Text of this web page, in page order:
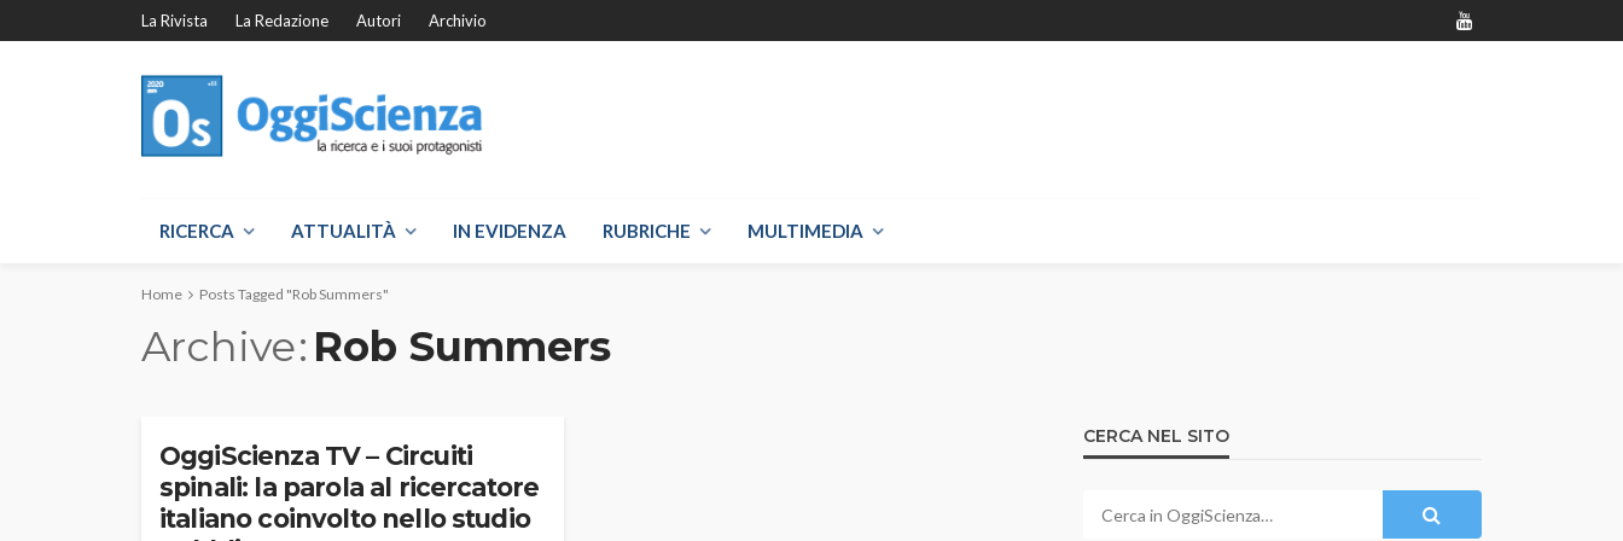
La Rivista La Redazione Autori Archivio
RICERCA ATTUALITÀ IN EVIDENZA RUBRICHE MULTIMEDIA
Home Posts Tagged "Rob Summers"
Archive Rob Summers
OggiScienza TV – Circuiti
spinali: la parola al ricercatore
italiano coinvolto nello studio
CERCA NEL SITO